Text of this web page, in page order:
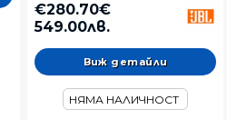
€280.70€
549.00лв.
Виж детайли
НЯМА НАЛИЧНОСТ